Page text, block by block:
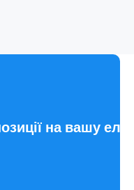
на вашу